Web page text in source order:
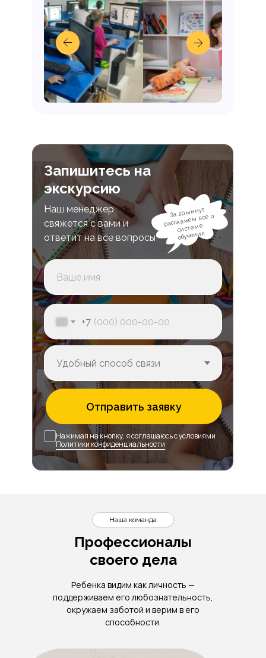
Запишитесь на
экскурсию
Наш менеджер
свяжется с вами и
ответит на все вопросы
За 20 минут
расскажем все о
системе
обучения
+7
Отправить заявку
Нажимая на кнопку, я соглашаюсь с условиями
Политики конфиденциальности
Профессионалы
своего дела
Наша команда
Ребенка видим как личность —
поддерживаем его любознательность,
окружаем заботой и верим в его
способности.